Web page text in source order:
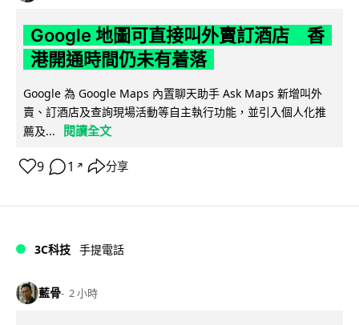
Google 地圖可直接叫外賣訂酒店 香
港開通時間仍未有着落
Google 為 Google Maps 內置聊天助手 Ask Maps 新增叫外
賣、訂酒店及查詢現場活動等自主執行功能，並引入個人化推
薦及...
閱讀全文
9 1 ↗ 分享
3C科技 手提電話
藍骨 2 小時